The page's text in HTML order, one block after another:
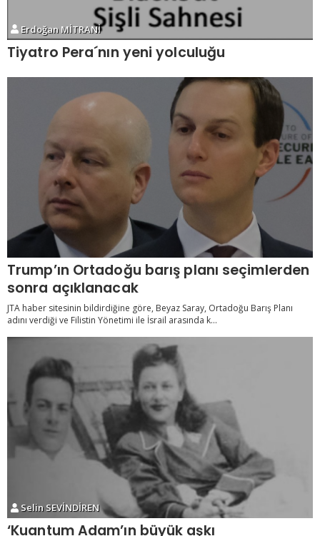
Erdoğan MİTRANİ
Tiyatro Pera´nın yeni yolculuğu
Trump’ın Ortadoğu barış planı seçimlerden
sonra açıklanacak
JTA haber sitesinin bildirdiğine göre, Beyaz Saray, Ortadoğu Barış Planı
adını verdiği ve Filistin Yönetimi ile İsrail arasında k...
Selin SEVİNDİREN
‘Kuantum Adam’ın büyük aşkı